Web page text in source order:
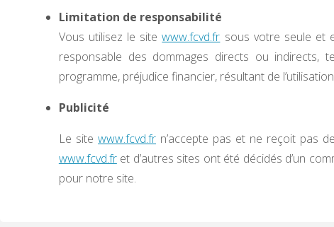
Limitation de responsabilité
Vous utilisez le sitewww.fcvd.fr sous votre seule et
responsable des dommages directs ou indirects,
programme, préjudice financier, résultant de
Publicité
Le site www.fcvd.fr n’accepte pas et ne reçoit pas
www.fcvd.fret d’autres sites ont été décidés d’un
pour notre site.